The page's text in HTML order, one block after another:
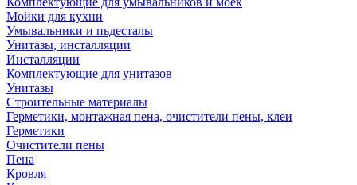
Мойки для кухни
Умывальники и пьдесталы
Унитазы, инсталляции
Инсталляции
Комплектующие для унитазов
Унитазы
Строительные материалы
Герметики, монтажная пена, очистители пены, клеи
Герметики
Очистители пены
Пена
Кровля